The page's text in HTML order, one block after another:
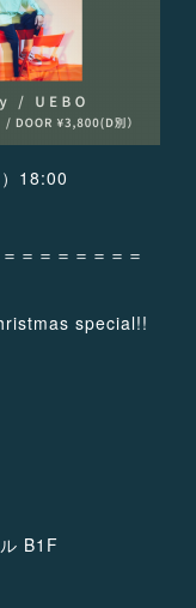
18:00
＝＝＝＝＝＝＝
special!!
B1F